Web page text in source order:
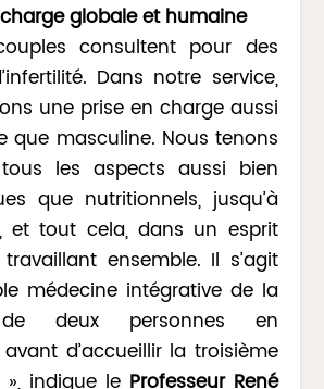
globale et humaine
consultent pour des
Dans notre service,
une prise en charge aussi
que masculine. Nous tenons
les aspects aussi bien
que nutritionnels, jusqu’à
et tout cela, dans un esprit
travaillant ensemble. Il s’agit
médecine intégrative de la
de deux personnes en
avant d’accueillir la troisième
indique le Professeur René